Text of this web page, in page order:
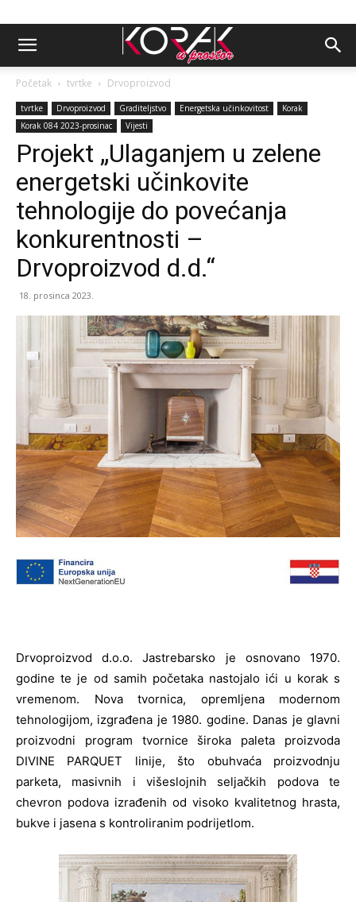
Početak tvrtke Drvoproizvod
tvrtke Drvoproizvod Graditeljstvo Energetska učinkovitost
Korak
Korak 084 2023-prosinac
Vijesti
Projekt „Ulaganjem u zelene
energetski učinkovite
tehnologije do povećanja
konkurentnosti –
Drvoproizvod d.d.“
18. prosinca 2023.
Drvoproizvod d.o.o. Jastrebarsko je osnovano 1970.
godine te je od samih početaka nastojalo ići u korak s
vremenom. Nova tvornica, opremljena modernom
tehnologijom, izgrađena je 1980. godine. Danas je glavni
proizvodni program tvornice široka paleta proizvoda
DIVINE PARQUET linije, što obuhvaća proizvodnju
parketa, masivnih i višeslojnih seljačkih podova te
chevron podova izrađenih od visoko kvalitetnog hrasta,
bukve i jasena s kontroliranim podrijetlom.